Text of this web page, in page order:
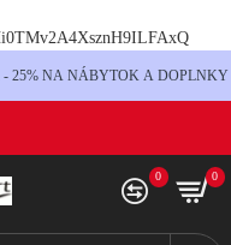
25% NA NÁBYTOK A DOPLNKY
0 0